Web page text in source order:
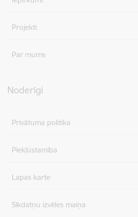
Projekti
Par mums
Noderīgi
Privātuma politika
Piekļūstamība
Lapas karte
Sīkdatņu izvēles maiņa